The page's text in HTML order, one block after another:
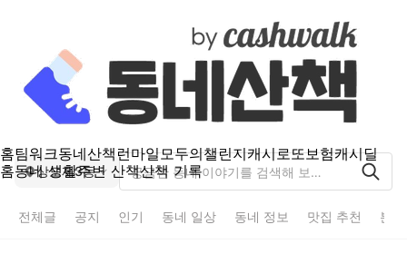
홈팀워크동네산책 런마일모두의챌린지캐시로또보험캐시딜
홈동네 생활주변 산책산책 기록
상도제3동
전체글 공지 인기 동네 일상 동네 정보 맛집 추천 분